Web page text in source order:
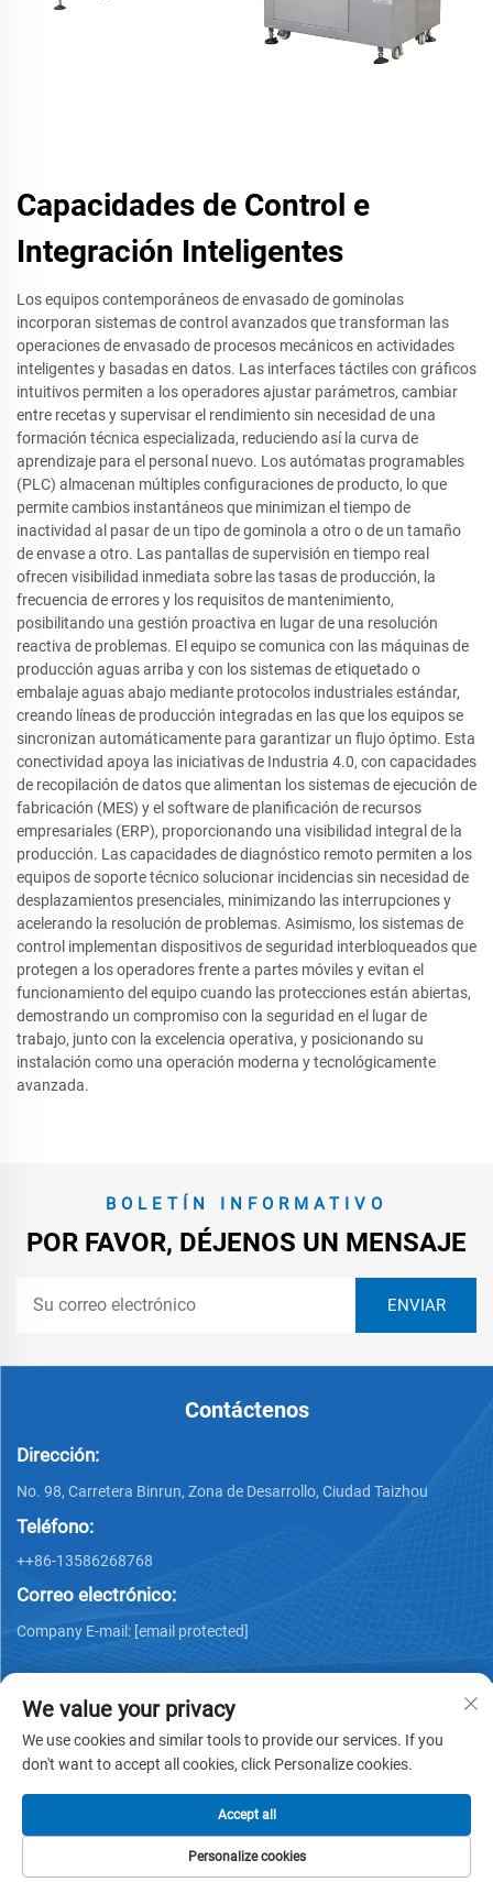
Capacidades de Control e
Integración Inteligentes
Los equipos contemporáneos de envasado de gominolas
incorporan sistemas de control avanzados que transforman las
operaciones de envasado de procesos mecánicos en actividades
inteligentes y basadas en datos. Las interfaces táctiles con gráficos
intuitivos permiten a los operadores ajustar parámetros, cambiar
entre recetas y supervisar el rendimiento sin necesidad de una
formación técnica especializada, reduciendo así la curva de
aprendizaje para el personal nuevo. Los autómatas programables
(PLC) almacenan múltiples configuraciones de producto, lo que
permite cambios instantáneos que minimizan el tiempo de
inactividad al pasar de un tipo de gominola a otro o de un tamaño
de envase a otro. Las pantallas de supervisión en tiempo real
ofrecen visibilidad inmediata sobre las tasas de producción, la
frecuencia de errores y los requisitos de mantenimiento,
posibilitando una gestión proactiva en lugar de una resolución
reactiva de problemas. El equipo se comunica con las máquinas de
producción aguas arriba y con los sistemas de etiquetado o
embalaje aguas abajo mediante protocolos industriales estándar,
creando líneas de producción integradas en las que los equipos se
sincronizan automáticamente para garantizar un flujo óptimo. Esta
conectividad apoya las iniciativas de Industria 4.0, con capacidades
de recopilación de datos que alimentan los sistemas de ejecución de
fabricación (MES) y el software de planificación de recursos
empresariales (ERP), proporcionando una visibilidad integral de la
producción. Las capacidades de diagnóstico remoto permiten a los
equipos de soporte técnico solucionar incidencias sin necesidad de
desplazamientos presenciales, minimizando las interrupciones y
acelerando la resolución de problemas. Asimismo, los sistemas de
control implementan dispositivos de seguridad interbloqueados que
protegen a los operadores frente a partes móviles y evitan el
funcionamiento del equipo cuando las protecciones están abiertas,
demostrando un compromiso con la seguridad en el lugar de
trabajo, junto con la excelencia operativa, y posicionando su
instalación como una operación moderna y tecnológicamente
avanzada.
BOLETÍN INFORMATIVO
POR FAVOR, DÉJENOS UN MENSAJE
Contáctenos
Dirección:
No. 98, Carretera Binrun, Zona de Desarrollo, Ciudad Taizhou
Teléfono:
++86-13586268768
Correo electrónico:
Company E-mail: [email protected]
Technology (Taizhou) Co., Ltd -
Política de privacidad
We value your privacy
We use cookies and similar tools to provide our services. If you
don't want to accept all cookies, click Personalize cookies.
Personalize cookies
Accept all